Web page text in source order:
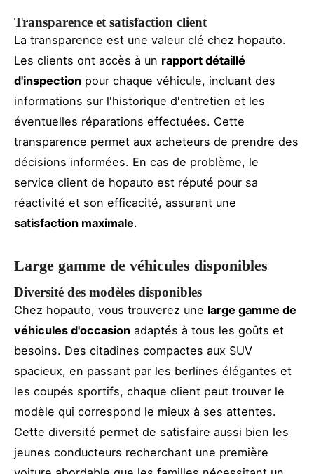
Transparence et satisfaction client
La transparence est une valeur clé chez hopauto.
Les clients ont accès à un rapport détaillé
d'inspection pour chaque véhicule, incluant des
informations sur l'historique d'entretien et les
éventuelles réparations effectuées. Cette
transparence permet aux acheteurs de prendre des
décisions informées. En cas de problème, le
service client de hopauto est réputé pour sa
réactivité et son efficacité, assurant une
satisfaction maximale.
Large gamme de véhicules disponibles
Diversité des modèles disponibles
Chez hopauto, vous trouverez une large gamme de
véhicules d'occasion adaptés à tous les goûts et
besoins. Des citadines compactes aux SUV
spacieux, en passant par les berlines élégantes et
les coupés sportifs, chaque client peut trouver le
modèle qui correspond le mieux à ses attentes.
Cette diversité permet de satisfaire aussi bien les
jeunes conducteurs recherchant une première